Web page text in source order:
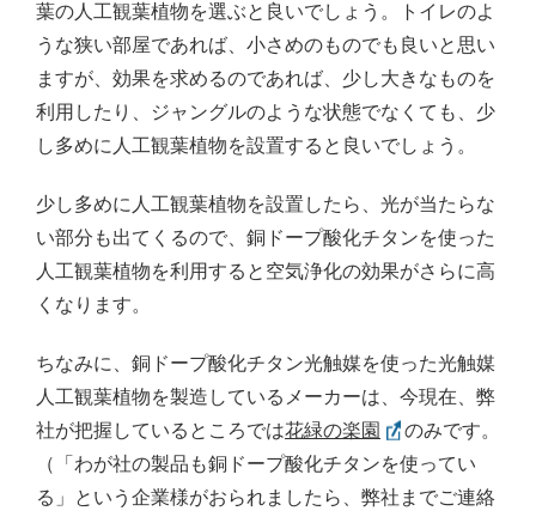
葉の人工観葉植物を選ぶと良いでしょう。トイレのよ
うな狭い部屋であれば、小さめのものでも良いと思い
ますが、効果を求めるのであれば、少し大きなものを
利用したり、ジャングルのような状態でなくても、少
し多めに人工観葉植物を設置すると良いでしょう。
少し多めに人工観葉植物を設置したら、光が当たらな
い部分も出てくるので、銅ドープ酸化チタンを使った
人工観葉植物を利用すると空気浄化の効果がさらに高
くなります。
ちなみに、銅ドープ酸化チタン光触媒を使った光触媒
人工観葉植物を製造しているメーカーは、今現在、弊
社が把握しているところでは花緑の楽園
のみです。
（「わが社の製品も銅ドープ酸化チタンを使ってい
る」という企業様がおられましたら、弊社までご連絡